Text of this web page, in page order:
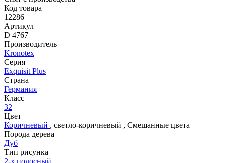
Код товара
12286
Артикул
D 4767
Производитель
Kronotex
Серия
Exquisit Plus
Страна
Германия
Класс
32
Цвет
Коричневый , светло-коричневый , Смешанные цвета
Порода дерева
Дуб
Тип рисунка
2-х полосный